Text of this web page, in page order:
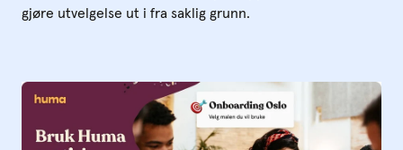
gjøre utvelgelse ut i fra saklig grunn.